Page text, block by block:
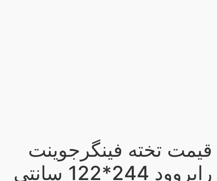
قیمت تخته فینگرجوینت
رابروود 244*122 سانتی